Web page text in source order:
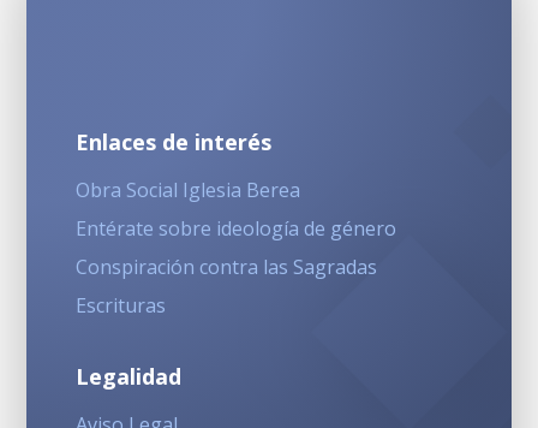
Enlaces de interés
Obra Social Iglesia Berea
Entérate sobre ideología de género
Conspiración contra las Sagradas
Escrituras
Legalidad